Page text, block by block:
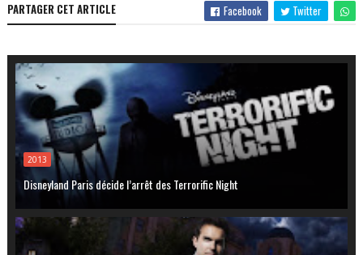
PARTAGER CET ARTICLE Facebook Twitter
2013
Disneyland Paris décide l’arrêt des Terrorific Night